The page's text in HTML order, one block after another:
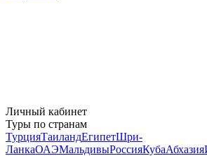
Личный кабинет
Туры по странам
ТурцияТаиландЕгипетШри-
ЛанкаОАЭМальдивыРоссияКубаАбхазия